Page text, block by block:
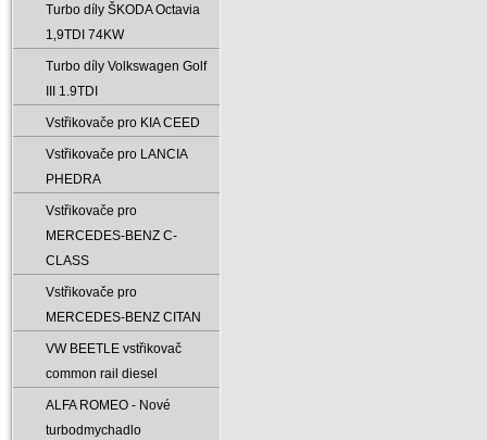
Turbo díly ŠKODA Octavia
1‚9TDI 74KW
Turbo díly Volkswagen Golf
III 1.9TDI
Vstřikovače pro KIA CEED
Vstřikovače pro LANCIA
PHEDRA
Vstřikovače pro
MERCEDES-BENZ C-
CLASS
Vstřikovače pro
MERCEDES-BENZ CITAN
VW BEETLE vstřikovač
common rail diesel
ALFA ROMEO - Nové
turbodmychadlo